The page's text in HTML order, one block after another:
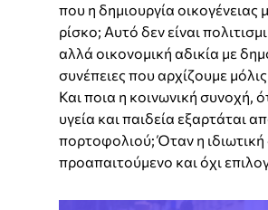
που η δημιουργία οικογένειας
ρίσκο; Αυτό δεν είναι
αλλά οικονομική αδικία με
συνέπειες που αρχίζουμε
Και ποια η κοινωνική συνοχή,
υγεία και παιδεία εξαρτάται
πορτοφολιού; Όταν η ιδιωτική
προαπαιτούμενο και όχι